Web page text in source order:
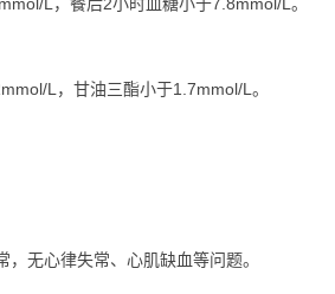
L，甘油三酯小于1.7mmol/L。
无心律失常、心肌缺血等问题。